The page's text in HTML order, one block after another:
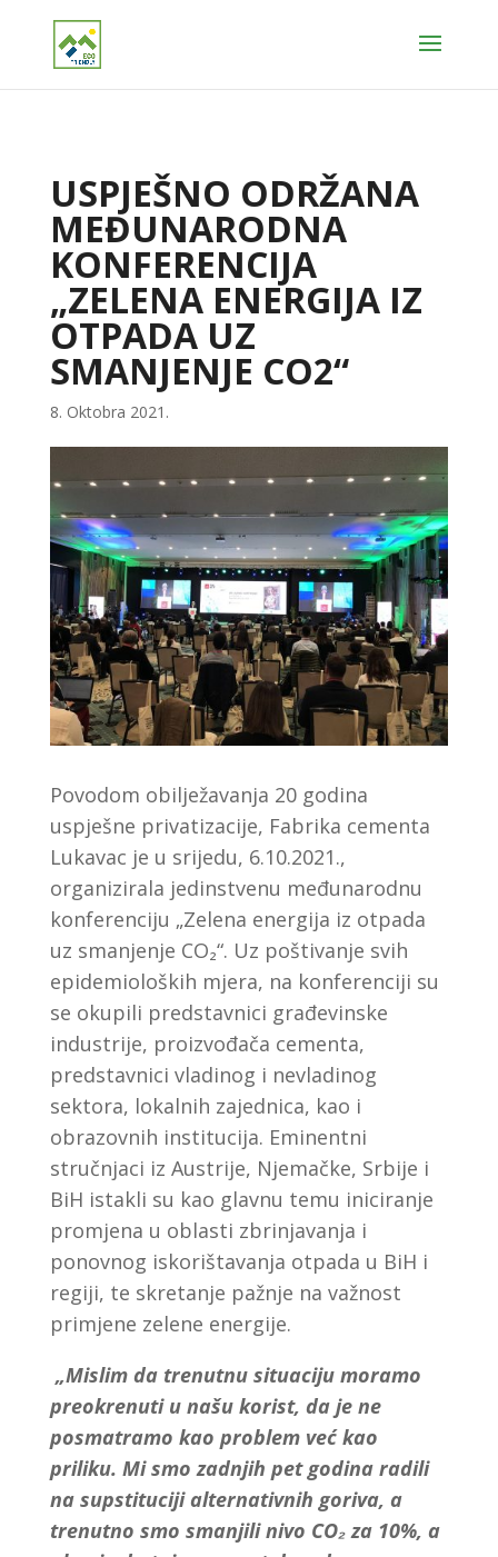
USPJEŠNO ODRŽANA
MEĐUNARODNA
KONFERENCIJA
„ZELENA ENERGIJA IZ
OTPADA UZ
SMANJENJE CO2“
8. Oktobra 2021.
Povodom obilježavanja 20 godina
uspješne privatizacije, Fabrika cementa
Lukavac je u srijedu, 6.10.2021.,
organizirala jedinstvenu međunarodnu
konferenciju „Zelena energija iz otpada
uz smanjenje CO₂“. Uz poštivanje svih
epidemioloških mjera, na konferenciji su
se okupili predstavnici građevinske
industrije, proizvođača cementa,
predstavnici vladinog i nevladinog
sektora, lokalnih zajednica, kao i
obrazovnih institucija. Eminentni
stručnjaci iz Austrije, Njemačke, Srbije i
BiH istakli su kao glavnu temu iniciranje
promjena u oblasti zbrinjavanja i
ponovnog iskorištavanja otpada u BiH i
regiji, te skretanje pažnje na važnost
primjene zelene energije.
„Mislim da trenutnu situaciju moramo
preokrenuti u našu korist, da je ne
posmatramo kao problem već kao
priliku. Mi smo zadnjih pet godina radili
na supstituciji alternativnih goriva, a
trenutno smo smanjili nivo CO₂za 10%, a